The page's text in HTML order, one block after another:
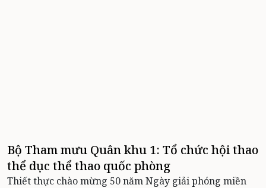
Bộ Tham mưu Quân khu 1: Tổ chức hội thao
thể dục thể thao quốc phòng
Thiết thực chào mừng 50 năm Ngày giải phóng miền